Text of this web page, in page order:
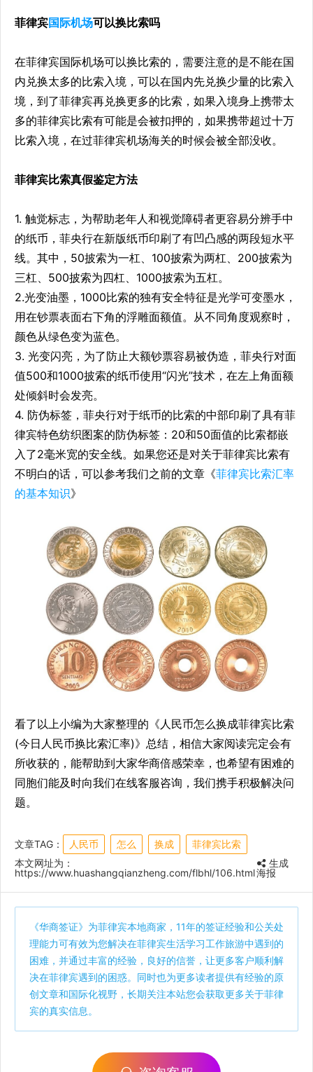
菲律宾国际机场可以换比索吗
在菲律宾国际机场可以换比索的，需要注意的是不能在国
内兑换太多的比索入境，可以在国内先兑换少量的比索入
境，到了菲律宾再兑换更多的比索，如果入境身上携带太
多的菲律宾比索有可能是会被扣押的，如果携带超过十万
比索入境，在过菲律宾机场海关的时候会被全部没收。
菲律宾比索真假鉴定方法
1. 触觉标志，为帮助老年人和视觉障碍者更容易分辨手中
的纸币，菲央行在新版纸币印刷了有凹凸感的两段短水平
线。其中，50披索为一杠、100披索为两杠、200披索为
三杠、500披索为四杠、1000披索为五杠。
2.光变油墨，1000比索的独有安全特征是光学可变墨水，
用在钞票表面右下角的浮雕面额值。从不同角度观察时，
颜色从绿色变为蓝色。
3. 光变闪亮，为了防止大额钞票容易被伪造，菲央行对面
值500和1000披索的纸币使用“闪光”技术，在左上角面额
处倾斜时会发亮。
4. 防伪标签，菲央行对于纸币的比索的中部印刷了具有菲
律宾特色纺织图案的防伪标签：20和50面值的比索都嵌
入了2毫米宽的安全线。如果您还是对关于菲律宾比索有
不明白的话，可以参考我们之前的文章《菲律宾比索汇率
的基本知识》
看了以上小编为大家整理的《人民币怎么换成菲律宾比索
(今日人民币换比索汇率)》总结，相信大家阅读完定会有
所收获的，能帮助到大家华商倍感荣幸，也希望有困难的
同胞们能及时向我们在线客服咨询，我们携手积极解决问
题。
文章TAG： 人民币 怎么 换成
菲律宾比索
本文网址为：
https://www.huashangqianzheng.com/flbhl/106.html
生成
海报
《华商签证》为菲律宾本地商家，11年的签证经验和公关处
理能力可有效为您解决在菲律宾生活学习工作旅游中遇到的
困难，并通过丰富的经验，良好的信誉，让更多客户顺利解
决在菲律宾遇到的困惑。同时也为更多读者提供有经验的原
创文章和国际化视野，长期关注本站您会获取更多关于菲律
宾的真实信息。